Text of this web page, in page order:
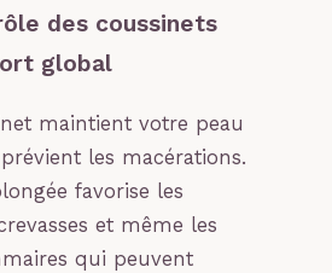
des coussinets
global
maintient votre peau
les macérations.
favorise les
et même les
qui peuvent